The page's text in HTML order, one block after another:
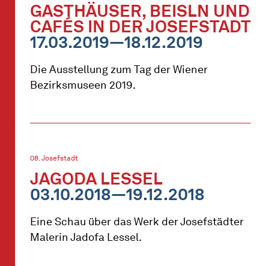
GASTHÄUSER, BEISLN UND
CAFÉS IN DER JOSEFSTADT
17.03.2019—18.12.2019
Die Ausstellung zum Tag der Wiener
Bezirksmuseen 2019.
08. Josefstadt
JAGODA LESSEL
03.10.2018—19.12.2018
Eine Schau über das Werk der Josefstädter
Malerin Jadofa Lessel.